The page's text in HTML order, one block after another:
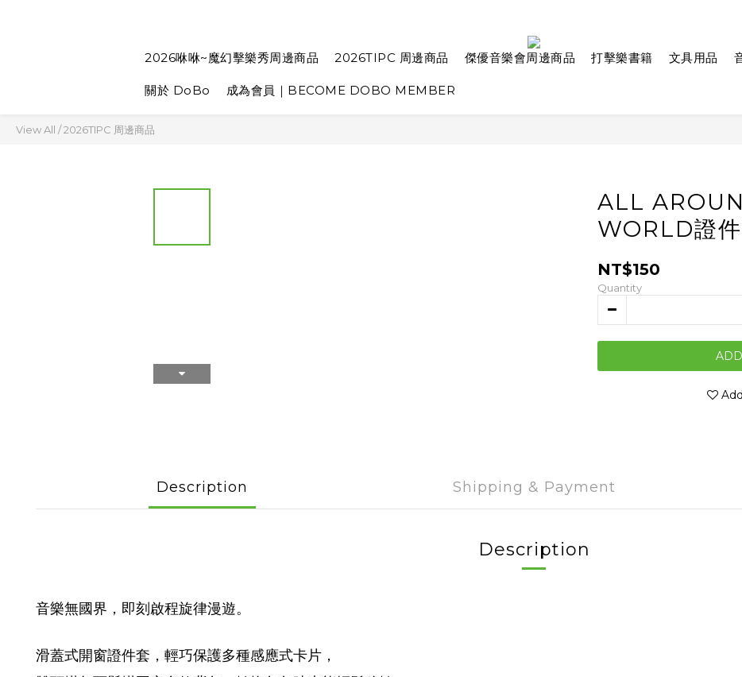
2026咻咻~魔幻擊樂秀周邊商品 2026TIPC 周邊商品 傑優音樂會周邊商品 打擊樂書籍 文具用品
關於 DoBo 成為會員｜BECOME DOBO MEMBER
View All /2026TIPC 周邊商品
ALL
WORLD證
NT$150
Quantity
Description Shipping & Payment
Description
音樂無國界，即刻啟程旋律漫遊。
滑蓋式開窗證件套，輕巧保護多種感應式卡片，